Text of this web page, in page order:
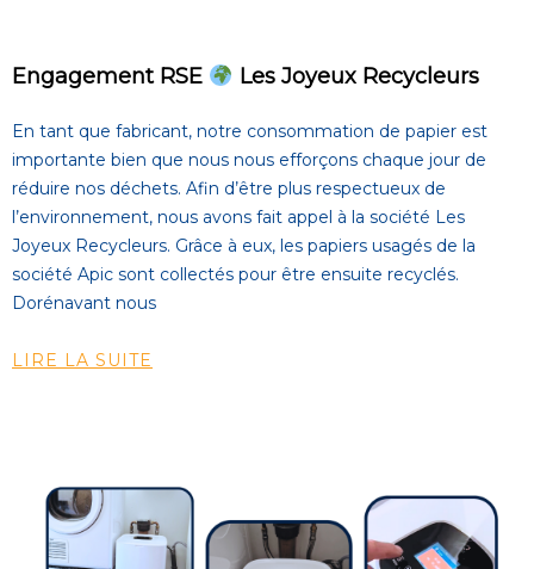
Engagement RSE Les Joyeux Recycleurs
En tant que fabricant, notre consommation de papier est
importante bien que nous nous efforçons chaque jour de
réduire nos déchets. Afin d’être plus respectueux de
l’environnement, nous avons fait appel à la société Les
Joyeux Recycleurs. Grâce à eux, les papiers usagés de la
société Apic sont collectés pour être ensuite recyclés.
Dorénavant nous
LIRE LA SUITE